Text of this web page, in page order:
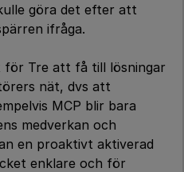
göra det efter att
ifråga.
Tre att få till lösningar
nät, dvs att
MCP blir bara
medverkan och
en proaktivt aktiverad
enklare och för